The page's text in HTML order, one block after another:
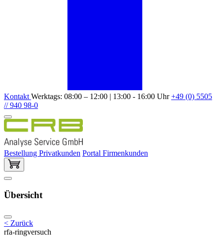
Kontakt Werktags: 08:00 – 12:00 | 13:00 - 16:00 Uhr+49 (0) 5505
// 940 98-0
Bestellung Privatkunden Portal Firmenkunden
Übersicht
< Zurück
rfa-ringversuch